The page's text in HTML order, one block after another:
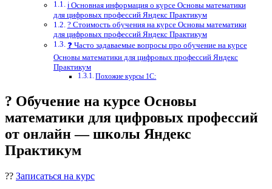
ℹ️ Основная информация о курсе Основы математики
для цифровых профессий Яндекс Практикум
? Стоимость обучения на курсе Основы математики
для цифровых профессий Яндекс Практикум
❓ Часто задаваемые вопросы про обучение на курсе
Основы математики для цифровых профессий Яндекс
Практикум
Похожие курсы 1С:
? Обучение на курсе Основы
математики для цифровых профессий
от онлайн — школы Яндекс
Практикум
?? Записаться на курс